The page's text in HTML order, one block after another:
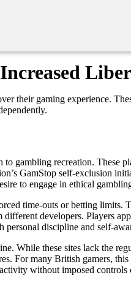
their gaming experience.
gambling recreation. These
GamStop self-exclusion
to engage in ethical
time-outs or betting limits.
developers. Players
discipline and self-
While these sites lack the
For many British gamers, this
without imposed